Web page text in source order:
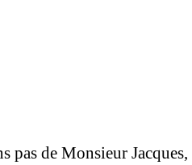
pas de Monsieur